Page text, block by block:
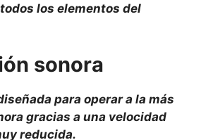
los elementos del
sonora
para operar a la más
gracias a una velocidad
reducida.